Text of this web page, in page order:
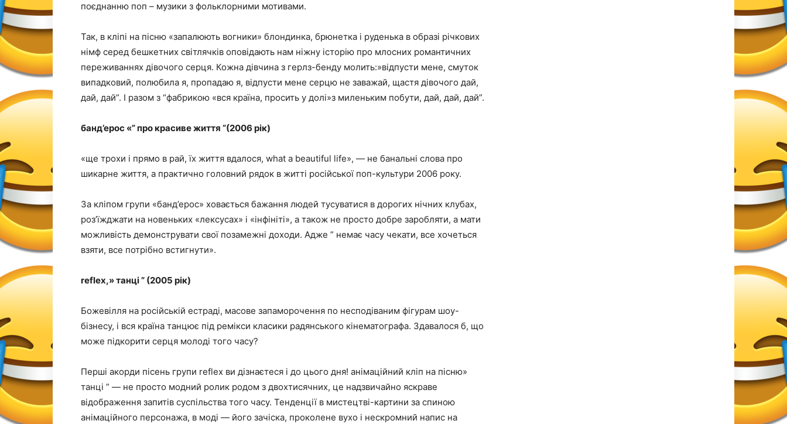
поєднанню поп – музики з фольклорними мотивами.
Так, в кліпі на пісню «запалюють вогники» блондинка, брюнетка і руденька в образі річкових
німф серед бешкетних світлячків оповідають нам ніжну історію про млосних романтичних
переживаннях дівочого серця. Кожна дівчина з герлз-бенду молить:»відпусти мене, смуток
випадковий, полюбила я, пропадаю я, відпусти мене серцю не заважай, щастя дівочого дай,
дай, дай”. І разом з “фабрикою «вся країна, просить у долі»з миленьким побути, дай, дай, дай”.
банд’ерос «” про красиве життя “(2006 рік)
«ще трохи і прямо в рай, їх життя вдалося, what a beautiful life», — не банальні слова про
шикарне життя, а практично головний рядок в житті російської поп-культури 2006 року.
За кліпом групи «банд’ерос» ховається бажання людей тусуватися в дорогих нічних клубах,
роз’їжджати на новеньких «лексусах» і «інфініті», а також не просто добре заробляти, а мати
можливість демонструвати свої позамежні доходи. Адже ” немає часу чекати, все хочеться
взяти, все потрібно встигнути».
reflex,» танці ” (2005 рік)
Божевілля на російській естраді, масове запаморочення по несподіваним фігурам шоу-
бізнесу, і вся країна танцює під ремікси класики радянського кінематографа. Здавалося б, що
може підкорити серця молоді того часу?
Перші акорди пісень групи reflex ви дізнаєтеся і до цього дня! анімаційний кліп на пісню»
танці ” — не просто модний ролик родом з двохтисячних, це надзвичайно яскраве
відображення запитів суспільства того часу. Тенденції в мистецтві-картини за спиною
анімаційного персонажа, в моді — його зачіска, проколене вухо і нескромний напис на